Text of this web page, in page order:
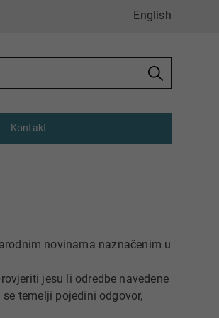
English
Kontakt
novinama naznačenim u
jesu li odredbe navedene
temelji pojedini odgovor,